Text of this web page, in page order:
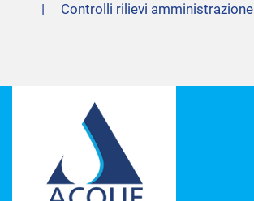
Controlli rilievi amministrazione